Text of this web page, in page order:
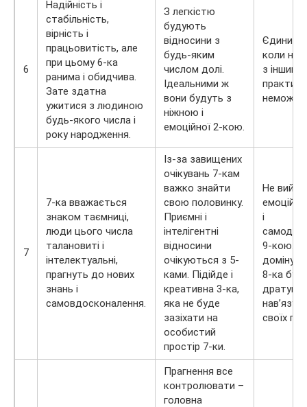
6
Надійність і
стабільність,
вірність і
працьовитість, але
при цьому 6-ка
ранима і обидчива.
Зате здатна
ужитися з людиною
будь-якого числа і
року народження.
З легкістю
будують
відносини з
будь-яким
числом долі.
Ідеальними ж
вони будуть з
ніжною і
емоційної 2-кою.
Єдиний
коли
з
7
7-ка вважається
знаком таємниці,
люди цього числа
талановиті і
інтелектуальні,
прагнуть до нових
знань і
самовдосконалення.
Із-за завищених
очікувань 7-кам
важко знайти
свою половинку.
Приємні і
інтелігентні
відносини
очікуються з 5-
ками. Підійде і
креативна 3-ка,
яка не буде
зазіхати на
особистий
простір 7-ки.
Не
і
9-кою. А
8-ка
своїх
Прагнення все
контролювати –
головна